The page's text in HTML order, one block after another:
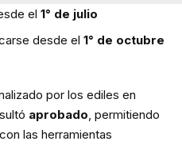
el 1° de julio
desde el 1° de octubre
por los ediles en
aprobado , permitiendo
las herramientas